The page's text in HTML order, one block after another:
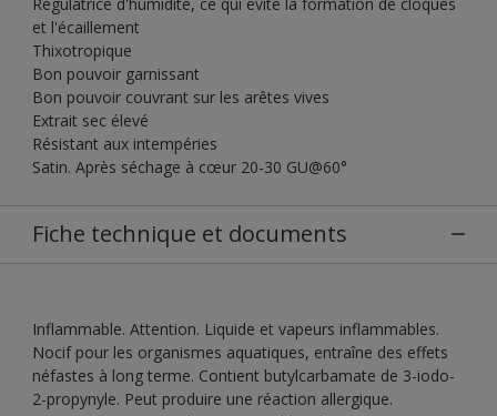
et l'écaillement
Thixotropique
Bon pouvoir garnissant
Bon pouvoir couvrant sur les arêtes vives
Extrait sec élevé
Résistant aux intempéries
Satin. Après séchage à cœur 20-30 GU@60°
Fiche technique et documents
Inflammable. Attention. Liquide et vapeurs inflammables.
Nocif pour les organismes aquatiques, entraîne des effets
néfastes à long terme. Contient butylcarbamate de 3-iodo-
2-propynyle. Peut produire une réaction allergique.